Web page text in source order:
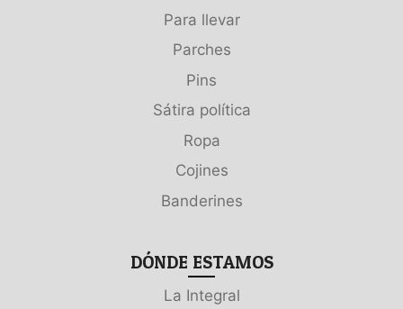
Para llevar
Parches
Pins
Sátira política
Ropa
Cojines
Banderines
DÓNDE ESTAMOS
La Integral